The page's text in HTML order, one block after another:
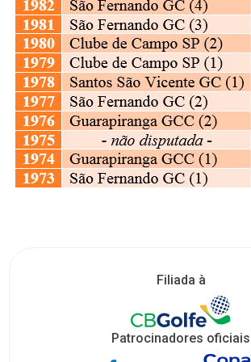
Filiada à
Patrocinadores oficiais